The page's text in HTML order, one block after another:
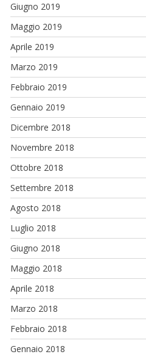
Giugno 2019
Maggio 2019
Aprile 2019
Marzo 2019
Febbraio 2019
Gennaio 2019
Dicembre 2018
Novembre 2018
Ottobre 2018
Settembre 2018
Agosto 2018
Luglio 2018
Giugno 2018
Maggio 2018
Aprile 2018
Marzo 2018
Febbraio 2018
Gennaio 2018